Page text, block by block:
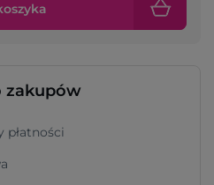
zakupów
płatności